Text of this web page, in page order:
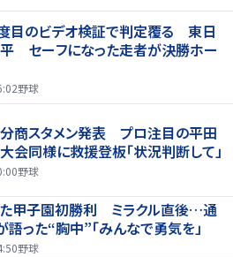
度目のビデオ検証で判定覆る 東日
セーフになった走者が決勝ホー
野球
分商スタメン発表 プロ注目の平田
会同様に救援登板「状況判断して」
野球
甲子園初勝利 ミラクル直後…通
語った“胸中”「みんなで勇気を」
野球